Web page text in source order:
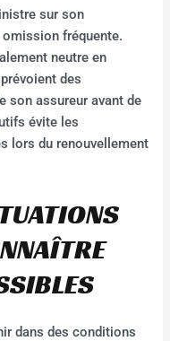
sur son
fréquente.
neutre en
des
son assureur avant de
évite les
lors du renouvellement
dans des conditions